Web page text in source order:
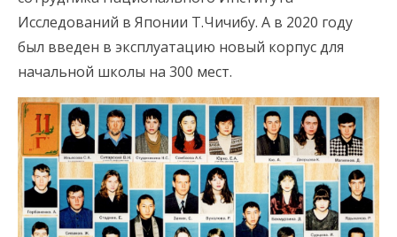
Исследований в Японии Т.Чичибу. А в 2020 году
был введен в эксплуатацию новый корпус для
начальной школы на 300 мест.